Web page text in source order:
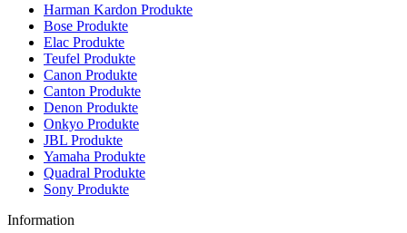
Harman Kardon Produkte
Bose Produkte
Elac Produkte
Teufel Produkte
Canon Produkte
Canton Produkte
Denon Produkte
Onkyo Produkte
JBL Produkte
Yamaha Produkte
Quadral Produkte
Sony Produkte
Information